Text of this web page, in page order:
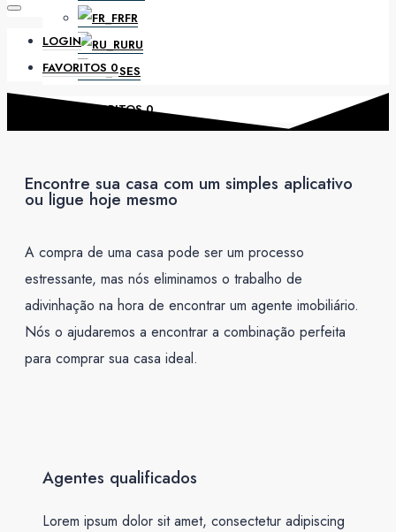
FR
RU
ES
FAVORITOS0
LOGIN
FAVORITOS 0
Encontre sua casa com um simples aplicativo
ou ligue hoje mesmo
A compra de uma casa pode ser um processo
estressante, mas nós eliminamos o trabalho de
adivinhação na hora de encontrar um agente imobiliário.
Nós o ajudaremos a encontrar a combinação perfeita
para comprar sua casa ideal.
Agentes qualificados
Lorem ipsum dolor sit amet, consectetur adipiscing